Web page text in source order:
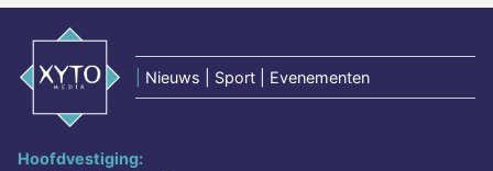
Nieuws | Sport | Evenementen
Hoofdvestiging: